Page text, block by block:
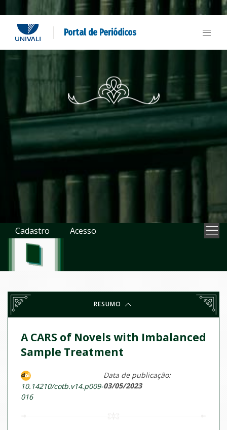
Portal de Periódicos
Cadastro Acesso
RESUMO
A CARS of Novels with Imbalanced
Sample Treatment
10.14210/cotb.v14.p009-
016
Data de publicação:
03/05/2023